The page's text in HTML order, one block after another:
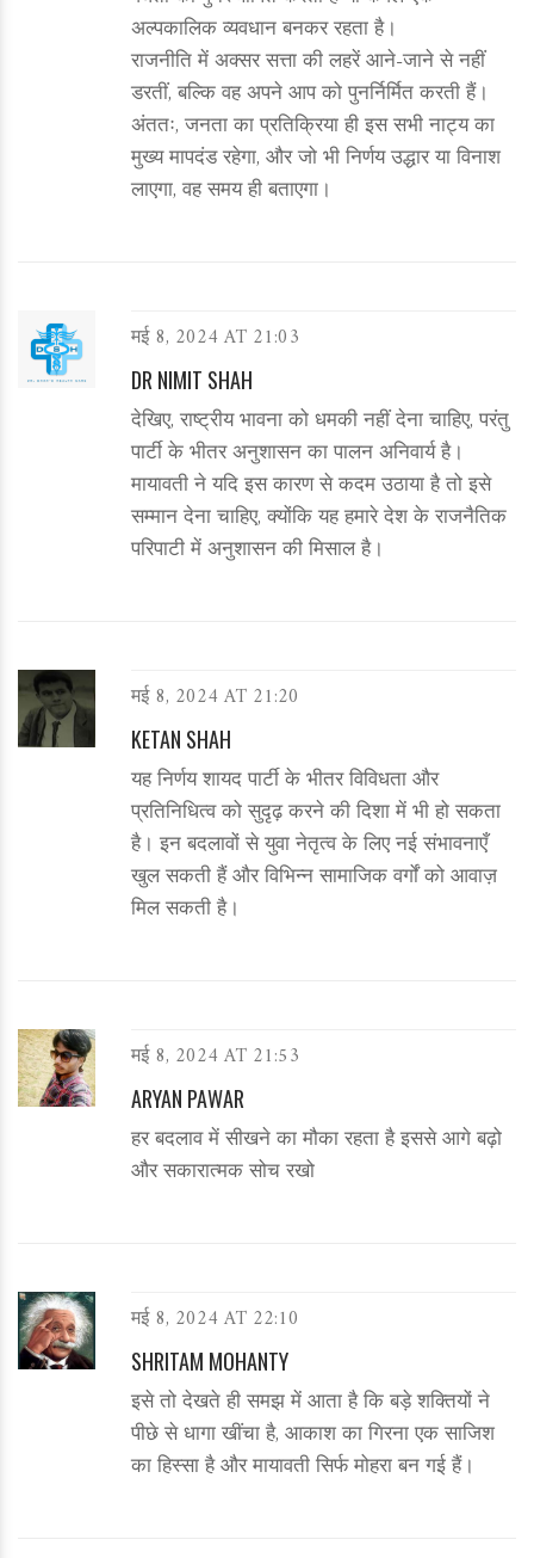
अल्पकालिक व्यवधान बनकर रहता है।
राजनीति में अक्सर सत्ता की लहरें आने-जाने से नहीं
डरतीं, बल्कि वह अपने आप को पुनर्निर्मित करती हैं।
अंततः, जनता का प्रतिक्रिया ही इस सभी नाट्य का
मुख्य मापदंड रहेगा, और जो भी निर्णय उद्धार या विनाश
लाएगा, वह समय ही बताएगा।
मई 8, 2024 AT 21:03
DR NIMIT SHAH
देखिए, राष्ट्रीय भावना को धमकी नहीं देना चाहिए, परंतु
पार्टी के भीतर अनुशासन का पालन अनिवार्य है।
मायावती ने यदि इस कारण से कदम उठाया है तो इसे
सम्मान देना चाहिए, क्योंकि यह हमारे देश के राजनैतिक
परिपाटी में अनुशासन की मिसाल है।
मई 8, 2024 AT 21:20
KETAN SHAH
यह निर्णय शायद पार्टी के भीतर विविधता और
प्रतिनिधित्व को सुदृढ़ करने की दिशा में भी हो सकता
है। इन बदलावों से युवा नेतृत्व के लिए नई संभावनाएँ
खुल सकती हैं और विभिन्न सामाजिक वर्गों को आवाज़
मिल सकती है।
मई 8, 2024 AT 21:53
ARYAN PAWAR
हर बदलाव में सीखने का मौका रहता है इससे आगे बढ़ो
और सकारात्मक सोच रखो
मई 8, 2024 AT 22:10
SHRITAM MOHANTY
इसे तो देखते ही समझ में आता है कि बड़े शक्तियों ने
पीछे से धागा खींचा है, आकाश का गिरना एक साजिश
का हिस्सा है और मायावती सिर्फ मोहरा बन गई हैं।